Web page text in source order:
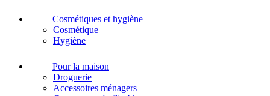
Cosmétiques et hygiène
Cosmétique
Hygiène
Pour la maison
Droguerie
Accessoires ménagers